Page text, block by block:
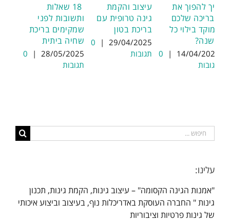
18 שאלות
ותשובות לפני
שמקימים בריכת
שחיה ביתית
28/05/2025
|
0
תגובות
עיצוב והקמת
גינה טרופית עם
בריכת בטון
29/04/2025
|
0
תגובות
איך להפוך את
הבריכה שלכם
למוקד בילוי כל
השנה?
14/04/2025
|
0
תגובות
חיפוש...
עלינו:
"אמנות הגינה הקסומה" – עיצוב גינות, הקמת גינות, תכנון
גינות " החברה העוסקת באדריכלות נוף, בעיצוב וביצוע איכותי
של גינות פרטיות וציבוריות